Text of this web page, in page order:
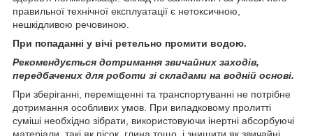
правильної технічної експлуатації є нетоксичною,
нешкідливою речовиною.
При попаданні у вічі ретельно промити водою.
Рекомендується дотримання звичайних заходів,
передбачених для роботи зі складами на водній основі.
При зберіганні, переміщенні та транспортуванні не потрібне
дотримання особливих умов. При випадковому пролитті
суміші необхідно зібрати, використовуючи інертні абсорбуючі
матеріали, такі як пісок, глина тощо. і знищити як звичайні